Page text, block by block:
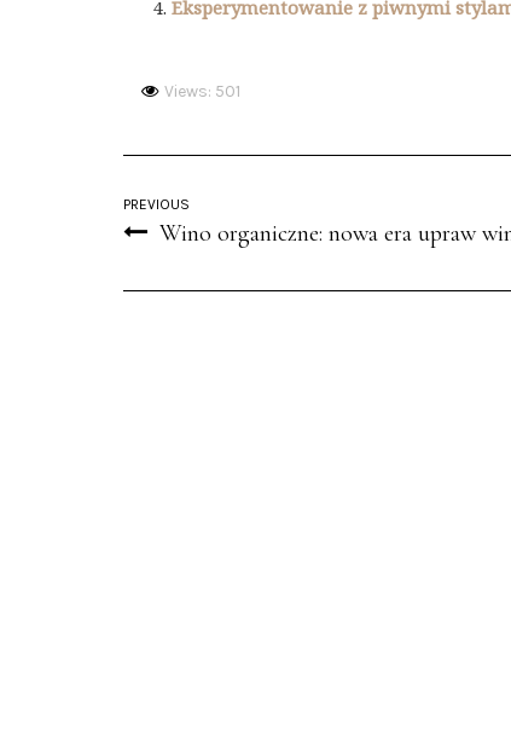
Eksperymentowanie z piwnymi
Views: 501
PREVIOUS
Wino organiczne: nowa era upraw